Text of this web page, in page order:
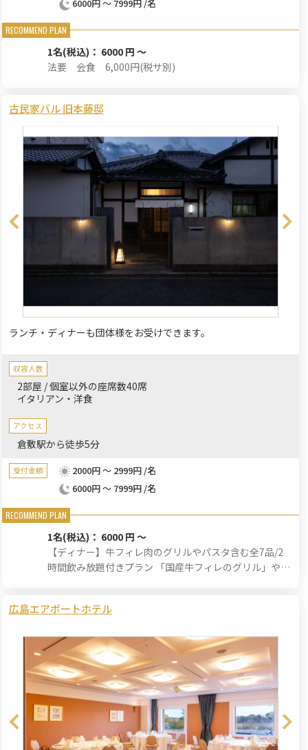
6000円 ～ 7999円 /名
1名(税込)： 6000 円 ～
法要 会食 6,000円(税サ別)
古民家バル 旧本藤邸
ランチ・ディナーも団体様をお受けできます。
収容人数
2部屋 / 個室以外の座席数40席
イタリアン・洋食
アクセス
倉敷駅から徒歩5分
受付金額
2000円 ～ 2999円 /名
6000円 ～ 7999円 /名
1名(税込)： 6000 円 ～
【ディナー】牛フィレ肉のグリルやパスタ含む全7品/2
時間飲み放題付きプラン 「国産牛フィレのグリル」や
広島エアポートホテル